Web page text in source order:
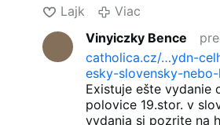
Lajk
Viac
Vinyiczky Bence
catholica.cz/…ydn-
esky-slovensky-
Existuje ešte vydanie
polovice 19.stor. v
vydania si pozrite na